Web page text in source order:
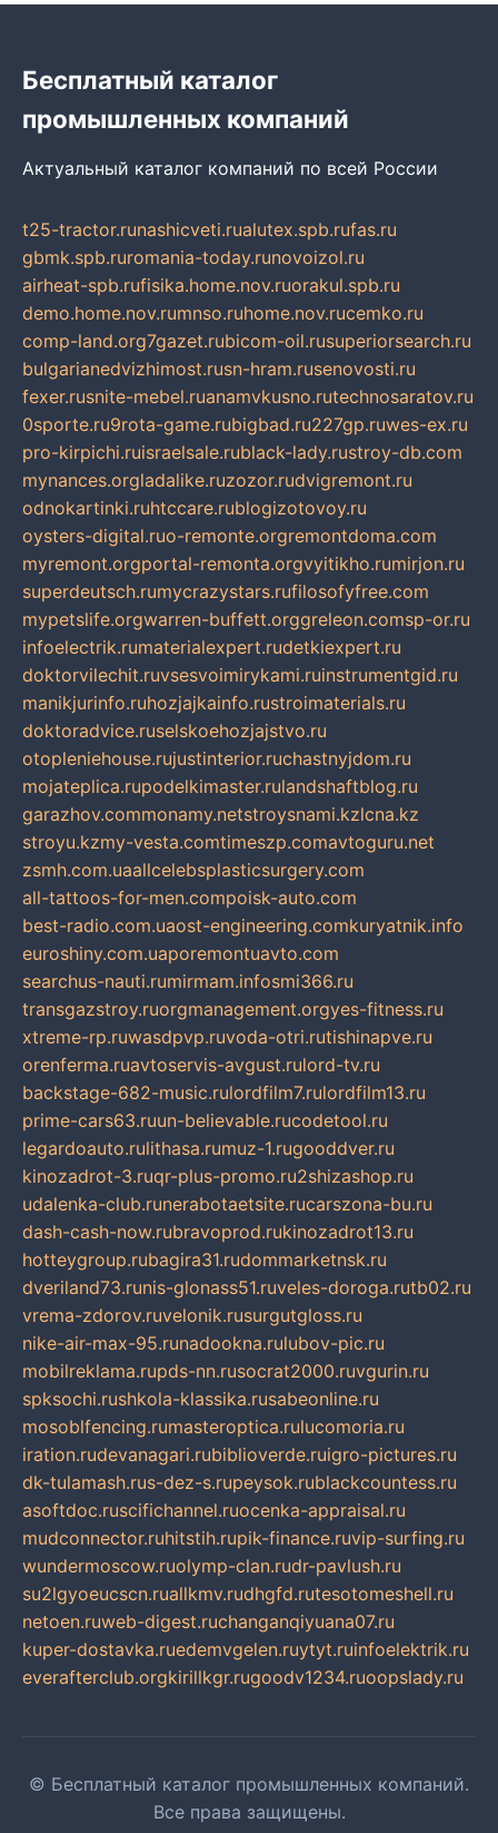
Бесплатный каталог
промышленных компаний
Актуальный каталог компаний по всей России
t25-tractor.runashicveti.rualutex.spb.rufas.ru
gbmk.spb.ruromania-today.runovoizol.ru
airheat-spb.rufisika.home.nov.ruorakul.spb.ru
demo.home.nov.rumnso.ruhome.nov.rucemko.ru
comp-land.org7gazet.rubicom-oil.rusuperiorsearch.ru
bulgarianedvizhimost.rusn-hram.rusenovosti.ru
fexer.rusnite-mebel.ruanamvkusno.rutechnosaratov.ru
0sporte.ru9rota-game.rubigbad.ru227gp.ruwes-ex.ru
pro-kirpichi.ruisraelsale.rublack-lady.rustroy-db.com
mynances.orgladalike.ruzozor.rudvigremont.ru
odnokartinki.ruhtccare.rublogizotovoy.ru
oysters-digital.ruo-remonte.orgremontdoma.com
myremont.orgportal-remonta.orgvyitikho.rumirjon.ru
superdeutsch.rumycrazystars.rufilosofyfree.com
mypetslife.orgwarren-buffett.orggreleon.comsp-or.ru
infoelectrik.rumaterialexpert.rudetkiexpert.ru
doktorvilechit.ruvsesvoimirykami.ruinstrumentgid.ru
manikjurinfo.ruhozjajkainfo.rustroimaterials.ru
doktoradvice.ruselskoehozjajstvo.ru
otopleniehouse.rujustinterior.ruchastnyjdom.ru
mojateplica.rupodelkimaster.rulandshaftblog.ru
garazhov.commonamy.netstroysnami.kzlcna.kz
stroyu.kzmy-vesta.comtimeszp.comavtoguru.net
zsmh.com.uaallcelebsplasticsurgery.com
all-tattoos-for-men.compoisk-auto.com
best-radio.com.uaost-engineering.comkuryatnik.info
euroshiny.com.uaporemontuavto.com
searchus-nauti.rumirmam.infosmi366.ru
transgazstroy.ruorgmanagement.orgyes-fitness.ru
xtreme-rp.ruwasdpvp.ruvoda-otri.rutishinapve.ru
orenferma.ruavtoservis-avgust.rulord-tv.ru
backstage-682-music.rulordfilm7.rulordfilm13.ru
prime-cars63.ruun-believable.rucodetool.ru
legardoauto.rulithasa.rumuz-1.rugooddver.ru
kinozadrot-3.ruqr-plus-promo.ru2shizashop.ru
udalenka-club.runerabotaetsite.rucarszona-bu.ru
dash-cash-now.rubravoprod.rukinozadrot13.ru
hotteygroup.rubagira31.rudommarketnsk.ru
dveriland73.runis-glonass51.ruveles-doroga.rutb02.ru
vrema-zdorov.ruvelonik.rusurgutgloss.ru
nike-air-max-95.runadookna.rulubov-pic.ru
mobilreklama.rupds-nn.rusocrat2000.ruvgurin.ru
spksochi.rushkola-klassika.rusabeonline.ru
mosoblfencing.rumasteroptica.rulucomoria.ru
iration.rudevanagari.rubiblioverde.ruigro-pictures.ru
dk-tulamash.rus-dez-s.rupeysok.rublackcountess.ru
asoftdoc.ruscifichannel.ruocenka-appraisal.ru
mudconnector.ruhitstih.rupik-finance.ruvip-surfing.ru
wundermoscow.ruolymp-clan.rudr-pavlush.ru
su2lgyoeucscn.ruallkmv.rudhgfd.rutesotomeshell.ru
netoen.ruweb-digest.ruchanganqiyuana07.ru
kuper-dostavka.ruedemvgelen.ruytyt.ruinfoelektrik.ru
everafterclub.orgkirillkgr.rugoodv1234.ruoopslady.ru
© Бесплатный каталог промышленных компаний.
Все права защищены.